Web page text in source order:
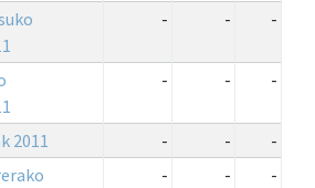
- - -
- - -
2011 - -
-
- - -